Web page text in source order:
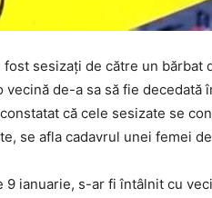
sesizați de către un bărbat
de-a sa să fie decedată
că cele sesizate se
se afla cadavrul unei femei
9 ianuarie, s-ar fi întâlnit cu